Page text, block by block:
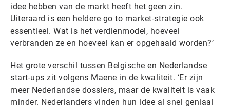
idee hebben van de markt heeft het geen zin.
Uiteraard is een heldere go to market-strategie ook
essentieel. Wat is het verdienmodel, hoeveel
verbranden ze en hoeveel kan er opgehaald worden?’
Het grote verschil tussen Belgische en Nederlandse
start-ups zit volgens Maene in de kwaliteit. ‘Er zijn
meer Nederlandse dossiers, maar de kwaliteit is vaak
minder. Nederlanders vinden hun idee al snel geniaal